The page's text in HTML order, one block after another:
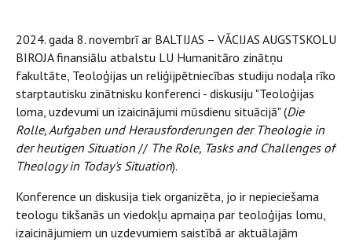
2024. gada 8. novembrī ar BALTIJAS – VĀCIJAS AUGSTSKOLU
BIROJA finansiālu atbalstu LU Humanitāro zinātņu
fakultāte, Teoloģijas un reliģijpētniecības studiju nodaļa rīko
starptautisku zinātnisku konferenci - diskusiju "Teoloģijas
loma, uzdevumi un izaicinājumi mūsdienu situācijā" (Die
Rolle, Aufgaben und Herausforderungen der Theologie in
der heutigen Situation // The Role, Tasks and Challenges of
Theology in Today's Situation).
Konference un diskusija tiek organizēta, jo ir nepieciešama
teologu tikšanās un viedokļu apmaiņa par teoloģijas lomu,
izaicinājumiem un uzdevumiem saistībā ar aktuālajām